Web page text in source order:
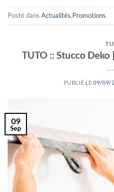
Posté dans Actualités,Promotions
TUTO :: Stucco
PUBLIÉ LE09/09/
09
Sep